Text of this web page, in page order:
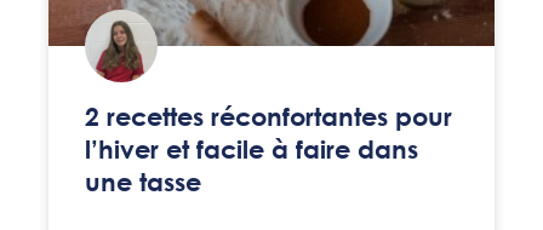
2 recettes réconfortantes pour
l’hiver et facile à faire dans
une tasse